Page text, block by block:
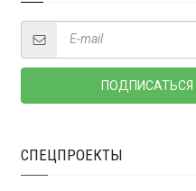
СПЕЦПРОЕКТЫ